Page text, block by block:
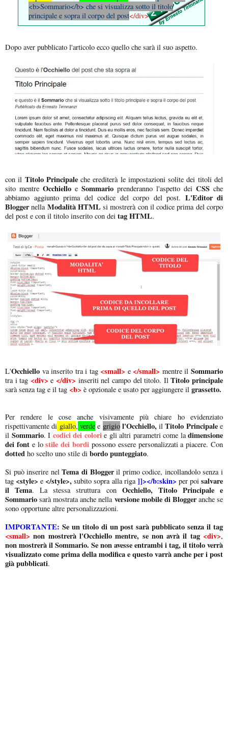
<b>Sommario</b> che si visualizza sotto il titolo
principale e sopra il corpo del post</div>
Dopo aver pubblicato l'articolo ecco quello che sarà il suo aspetto.
con il Titolo Principaleche erediterà le impostazioni solite dei titoli del
sito mentre Occhiello e Sommario prenderanno l'aspetto dei CSS che
abbiamo aggiunto prima del codice del corpo del post. L'Editor di
Bloggernella Modalità HTMLsi mostrerà con il codice prima del corpo
del post e con il titolo inserito con dei tag HTML.
L'Occhiello va inserito tra i tag <small> e </small> mentre il Sommario
tra i tag <div> e </div> inseriti nel campo del titolo. IlTitolo principale
sarà senza tag e il tag <b> è opzionale e usato per aggiungere il grassetto.
Per rendere le cose anche visivamente più chiare ho evidenziato
rispettivamente di giallo, verdee grigiol'Occhiello,ilTitolo Principalee
il Sommario. I codici dei colori e gli altri parametri come ladimensione
dei fonte lostile dei bordi possono essere personalizzati a piacere. Con
dotted ho scelto uno stile di bordo punteggiato.
Si può inserire nelTema di Bloggeril primo codice, incollandolo senza i
tag <style> e </style>, subito sopra alla riga ]]></b:skin> per poisalvare
il Tema. La stessa struttura con Occhiello, Titolo Principale e
Sommario sarà mostrata anche nella versione mobile di Bloggeranche se
sono opportune altre personalizzazioni.
IMPORTANTE: Se un titolo di un post sarà pubblicato senza il tag
<small> non mostrerà l'Occhiello mentre, se non avrà il tag <div>,
non mostrerà il Sommario. Se non avesse entrambi i tag, il titolo verrà
visualizzato come prima della modifica e questo varrà anche per i post
già pubblicati.